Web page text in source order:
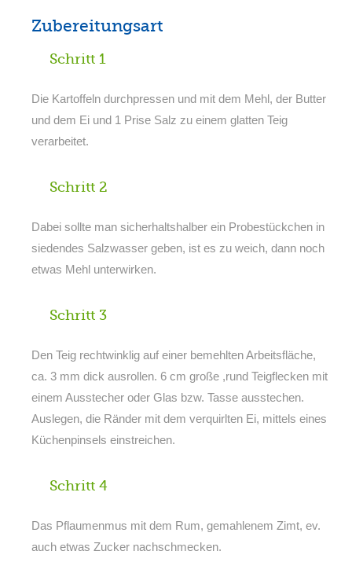
Zubereitungsart
Schritt 1
Die Kartoffeln durchpressen und mit dem Mehl, der Butter
und dem Ei und 1 Prise Salz zu einem glatten Teig
verarbeitet.
Schritt 2
Dabei sollte man sicherhaltshalber ein Probestückchen in
siedendes Salzwasser geben, ist es zu weich, dann noch
etwas Mehl unterwirken.
Schritt 3
Den Teig rechtwinklig auf einer bemehlten Arbeitsfläche,
ca. 3 mm dick ausrollen. 6 cm große ,rund Teigflecken mit
einem Ausstecher oder Glas bzw. Tasse ausstechen.
Auslegen, die Ränder mit dem verquirlten Ei, mittels eines
Küchenpinsels einstreichen.
Schritt 4
Das Pflaumenmus mit dem Rum, gemahlenem Zimt, ev.
auch etwas Zucker nachschmecken.